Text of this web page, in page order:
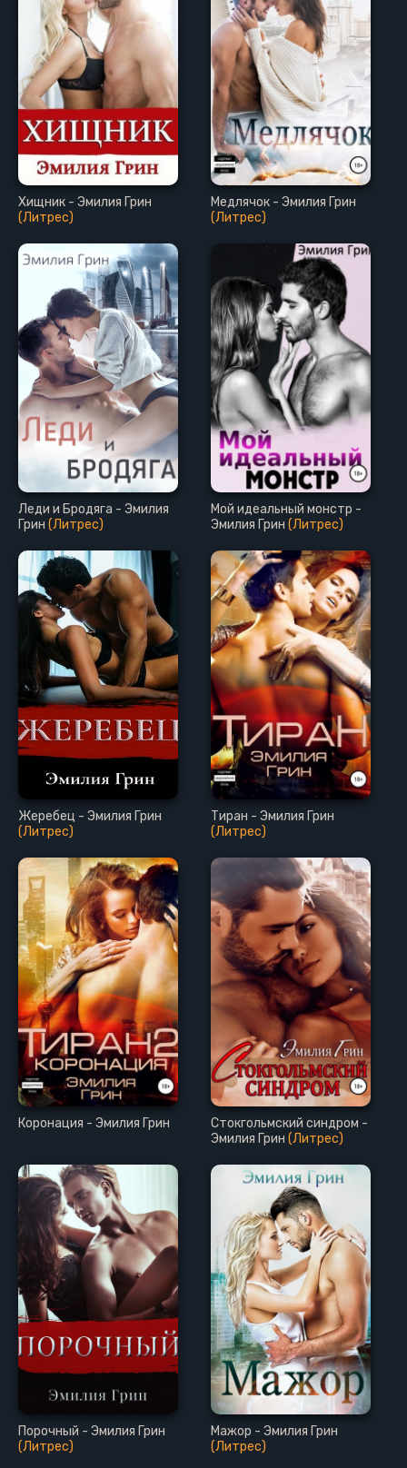
Хищник - Эмилия Грин
(Литрес)
Медлячок - Эмилия Грин
(Литрес)
Леди и Бродяга - Эмилия
Грин (Литрес)
Мой идеальный монстр -
Эмилия Грин (Литрес)
Жеребец - Эмилия Грин
(Литрес)
Тиран - Эмилия Грин
(Литрес)
Коронация - Эмилия Грин
Стокгольмский синдром -
Эмилия Грин (Литрес)
Порочный - Эмилия Грин
(Литрес)
Мажор - Эмилия Грин
(Литрес)